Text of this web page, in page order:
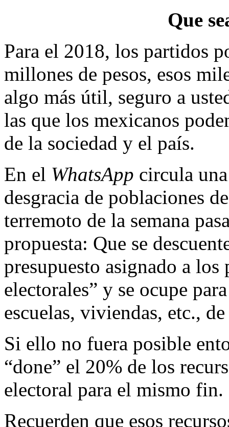
Que
Para el 2018, los partidos
millones de pesos, esos
algo más útil, seguro a
las que los mexicanos
de la sociedad y el país.
En el WhatsApp circula
desgracia de poblaciones
terremoto de la semana
propuesta: Que se
presupuesto asignado a
electorales” y se ocupe
escuelas, viviendas, etc.,
Si ello no fuera posible
“done” el 20% de los
electoral para el mismo fin.
Recuerden que esos